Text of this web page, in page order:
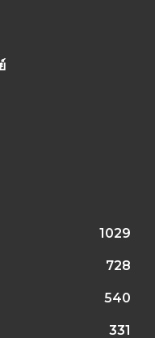
1029
728
540
331